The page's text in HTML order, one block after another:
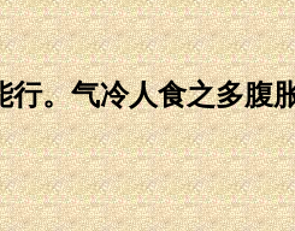
行。气冷人食之多腹